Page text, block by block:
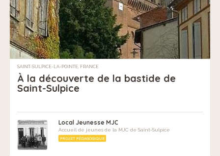
SAINT-SULPICE-LA-POINTE, FRANCE
À la découverte de la bastide de
Saint-Sulpice
Local Jeunesse MJC
Accueil de jeunes de la MJC de Saint-Sulpice
PROJET PÉDAGOGIQUE